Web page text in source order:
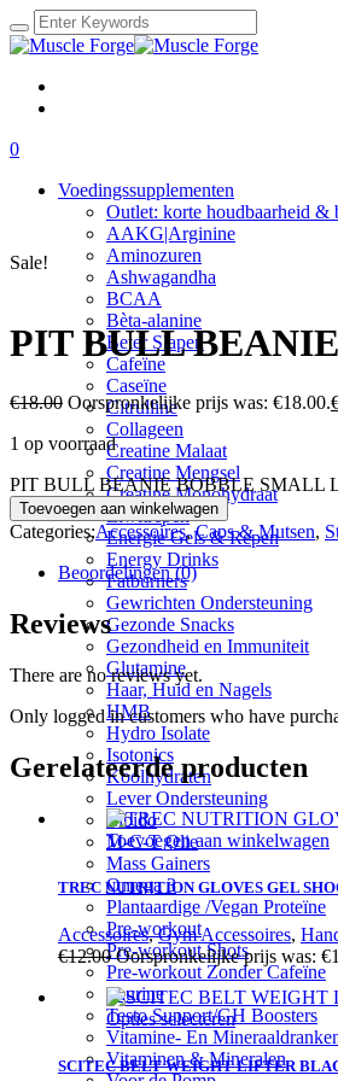
0
Voedingssupplementen
Outlet: korte houdbaarheid &
AAKG|Arginine
Aminozuren
Ashwagandha
BCAA
Bèta-alanine
Beter Slapen
Cafeïne
Caseïne
Citrulline
Collageen
Creatine Malaat
Creatine Mengsel
Creatine Monohydraat
Eiwitrepen
Energie Gels & Repen
Energy Drinks
Fatburners
Gewrichten Ondersteuning
Gezonde Snacks
Gezondheid en Immuniteit
Glutamine
Haar, Huid en Nagels
HMB
Hydro Isolate
Isotonics
Koolhydraten
Lever Ondersteuning
Libido
M-C-T Olie
Mass Gainers
Omega 3
Plantaardige /Vegan Proteïne
Pre-workout
Pre-workout Shots
Pre-workout Zonder Cafeïne
Taurine
Testo Support/GH Boosters
Vitamine- En
Vitaminen & Mineralen
Sale!
PIT BULL
€18.00 Oorspronkelijke prijs was: €18.00.
1 op voorraad
PIT BULL BEANIE BOBBLE SMALL
Toevoegen aan winkelwagen
Categories:Accessoires,Caps & Mutsen,
Beoordelingen (0)
Reviews
There are no reviews yet.
Only logged in customers who have
Gerelateerde producten
Toevoegen aan winkelwagen
TREC NUTRITION GLOVES GEL
Accessoires,Gym Accessoires,
€12.00 Oorspronkelijke prijs was:
Opties selecteren
SCITEC BELT WEIGHT LIFTER